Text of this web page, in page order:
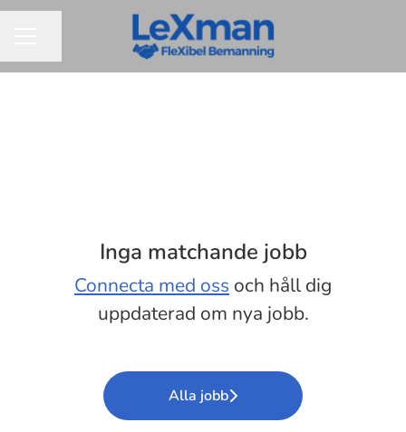
Inga matchande jobb
Connecta med oss och håll dig
uppdaterad om nya jobb.
Alla jobb